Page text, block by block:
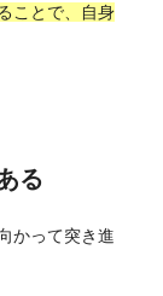
ことで、自身
る
かって突き進